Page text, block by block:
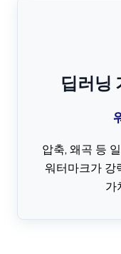
딥러닝
압축, 왜곡 등
워터마크가 강
가